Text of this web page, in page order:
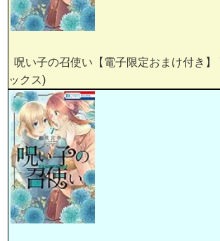
呪い子の召使い【電子限定おまけ付き】
ックス)